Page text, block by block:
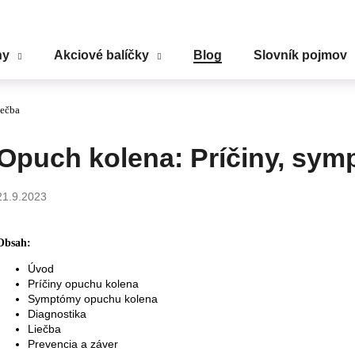
Akciové balíčky Blog Slovník pojmov
kolena: Príčiny,
Úvod
Príčiny opuchu kolena
Symptómy opuchu kolena
Diagnostika
Liečba
Prevencia a záver
Čo potrebujete nájsť?
HĽADAŤ